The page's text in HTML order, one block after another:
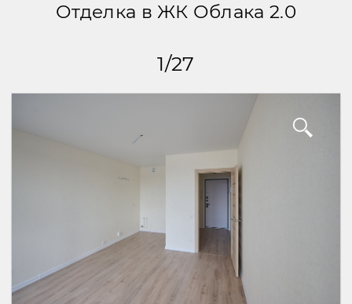
Отделка в ЖК Облака 2.0
1/27